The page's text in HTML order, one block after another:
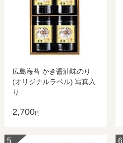
広島海苔 かき醤油味のり
(オリジナルラベル) 写真入
り
2,700円
5 6